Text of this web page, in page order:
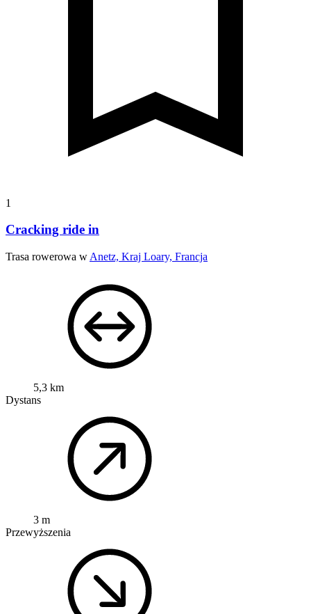
1
Cracking ride in
Trasa rowerowa w Anetz, Kraj Loary, Francja
5,3 km
Dystans
3 m
Przewyższenia